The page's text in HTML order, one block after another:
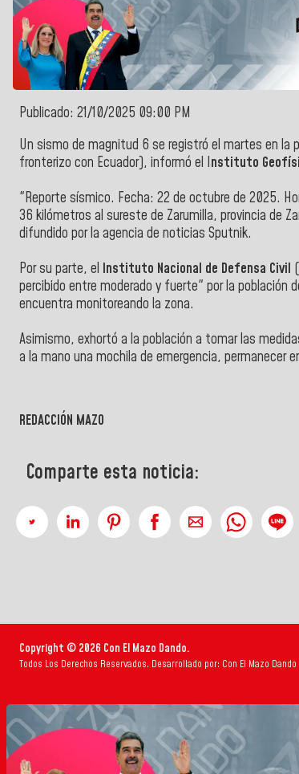
Publicado: 21/10/2025 09:00 PM
Un sismo de magnitud 6 se registró el martes en la
fronterizo con Ecuador), informó el Instituto
"Reporte sísmico. Fecha: 22 de octubre de 2025.
36 kilómetros al sureste de Zarumilla, provincia de
difundido por la agencia de noticias Sputnik.
Por su parte, el Instituto Nacional de Defensa Civil
percibido entre moderado y fuerte" por la población
encuentra monitoreando la zona.
Asimismo, exhortó a la población a tomar las
a la mano una mochila de emergencia, permanecer
REDACCIÓN MAZO
Comparte esta noticia:
Copyright © 2026 Con El Mazo Dando.
Todos Los Derechos Reservados. Desarrollado por: Con El Mazo Dando